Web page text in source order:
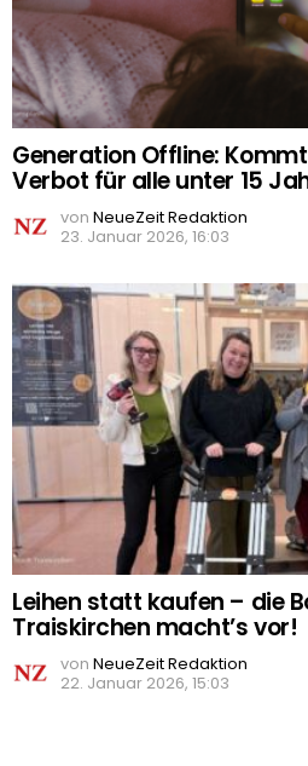
Generation Offline:
Verbot für alle unter 15
von NeueZeit Redaktion
23. Januar 2026, 16:03
Leihen statt kaufen – die
Traiskirchen macht’s vor!
von NeueZeit Redaktion
22. Januar 2026, 15:03